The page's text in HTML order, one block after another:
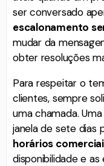
ser conversado
escalonamento
mudar da
obter resoluções
Para respeitar o
clientes, sempre
uma chamada.
janela de sete dias
horários
disponibilidade e